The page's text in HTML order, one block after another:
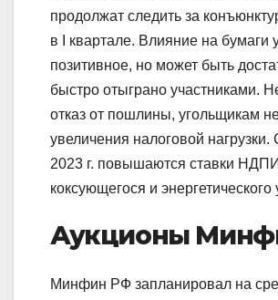
продолжат следить за
в I квартале. Влияние на бумаги
позитивное, но может быть
быстро отыграно участниками.
отказ от пошлины, угольщикам
увеличения налоговой нагрузки.
2023 г. повышаются ставки
коксующегося и энергетического
Аукционы
Минфин РФ запланировал на